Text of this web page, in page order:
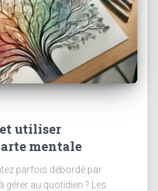
et utiliser
mentale
parfois débordé par
gérer au quotidien ? Les